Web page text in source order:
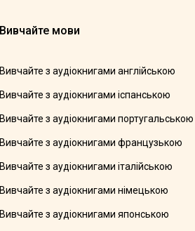
Вивчайте мови
Вивчайте з аудіокнигами англійською
Вивчайте з аудіокнигами іспанською
Вивчайте з аудіокнигами португальською
Вивчайте з аудіокнигами французькою
Вивчайте з аудіокнигами італійською
Вивчайте з аудіокнигами німецькою
Вивчайте з аудіокнигами японською